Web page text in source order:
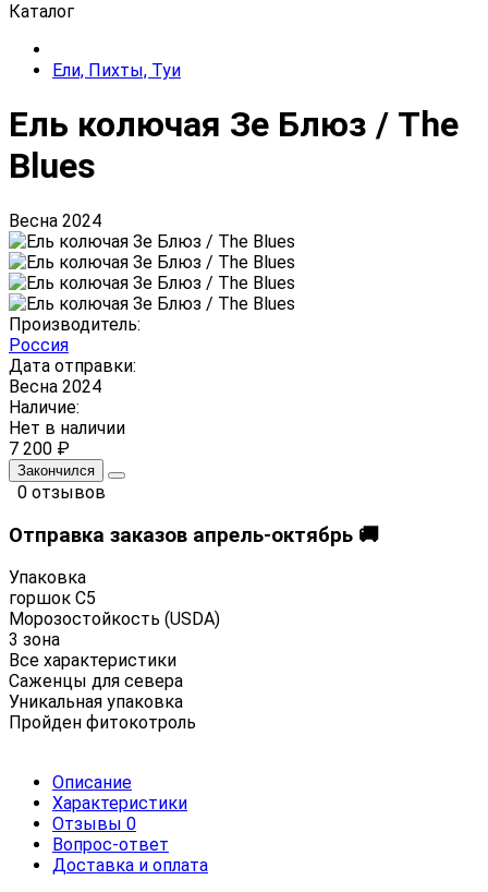
Каталог
Ели, Пихты, Туи
Ель колючая Зе Блюз / The
Blues
Весна 2024
Производитель:
Россия
Дата отправки:
Весна 2024
Наличие:
Нет в наличии
7 200 ₽
Закончился
0 отзывов
Отправка заказов апрель-октябрь 🚚
Упаковка
горшок С5
Морозостойкость (USDA)
3 зона
Все характеристики
Саженцы для севера
Уникальная упаковка
Пройден фитокотроль
Описание
Характеристики
Отзывы 0
Вопрос-ответ
Доставка и оплата